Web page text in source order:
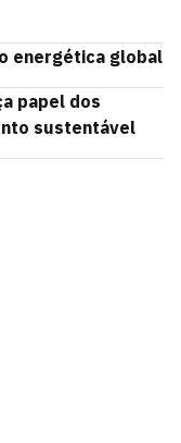
energética global
papel dos
sustentável